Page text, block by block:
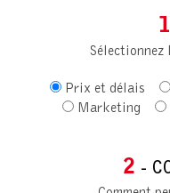
1
Sélectionnez
Prix et délais
Marketing
2 -